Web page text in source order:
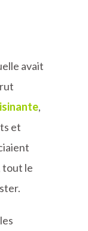
avait
,
et
tout le